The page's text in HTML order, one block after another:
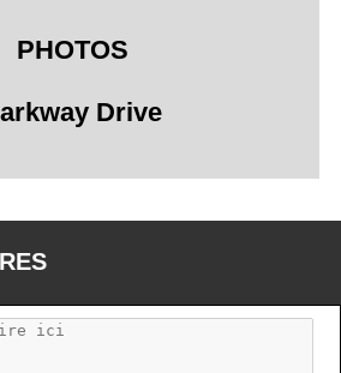
PHOTOS
Drive